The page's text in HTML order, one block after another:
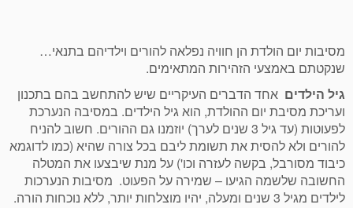
מסיבות יום הולדת הן חוויה נפלאה להורים וילדיהם בתנאי…
שנקטתם באמצעי הזהירות המתאימים.
גיל הילדים אחד הדברים העיקריים שיש להתחשב בהם בתכנון
ועריכת מסיבת יום ההולדת, הוא גיל הילדים. במסיבה הנערכת
לפעוטות (עד גיל 3 שנים לערך) יוזמנו גם ההורים. חשוב להניח
להורים ולא להסית את תשומת ליבם בכל צורה שהיא (כמו לדוגמא
כיבוד מסורבל, בקשה לעזרה וכו') על מנת שיבצעו את המטלה
החשובה שלשמה הגיעו – שמירה על הפעוט. מסיבות הנערכות
לילדים מגיל 3 שנים ומעלה, יהיו מוצלחות יותר, ללא נוכחות הורה.